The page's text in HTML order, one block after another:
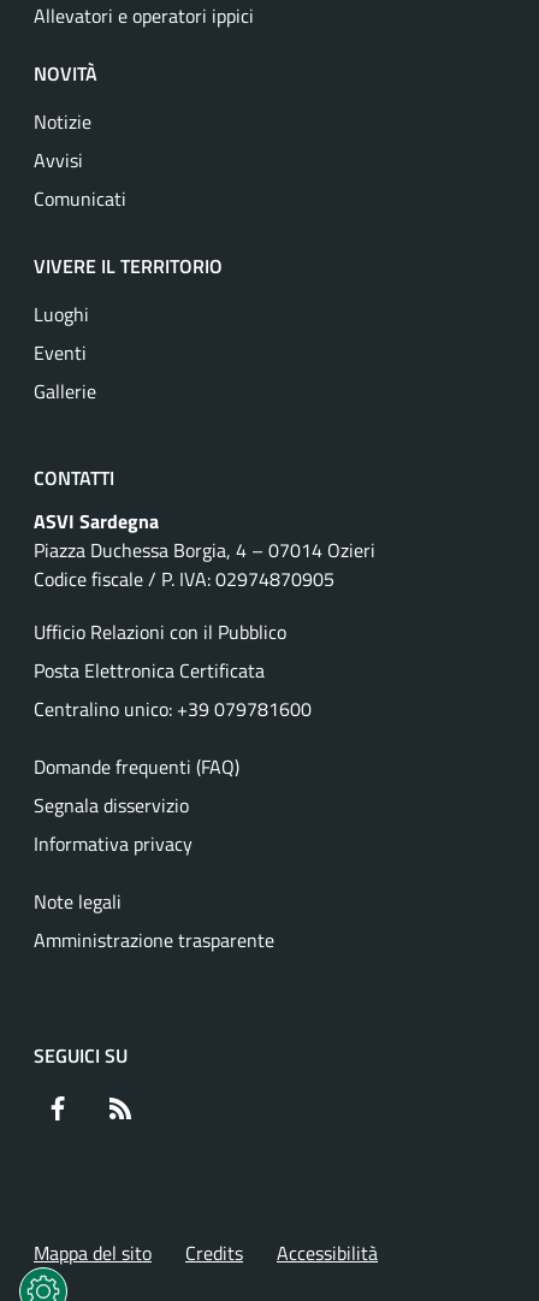
Allevatori e operatori ippici
NOVITÀ
Notizie
Avvisi
Comunicati
VIVERE IL TERRITORIO
Luoghi
Eventi
Gallerie
CONTATTI
ASVI Sardegna
Piazza Duchessa Borgia, 4 – 07014 Ozieri
Codice fiscale / P. IVA: 02974870905
Ufficio Relazioni con il Pubblico
Posta Elettronica Certificata
Centralino unico: +39 079781600
Domande frequenti (FAQ)
Segnala disservizio
Informativa privacy
Note legali
Amministrazione trasparente
SEGUICI SU
Facebook
Mappa del sito Credits Accessibilità